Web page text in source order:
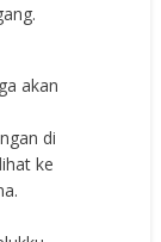
akan
di
ke